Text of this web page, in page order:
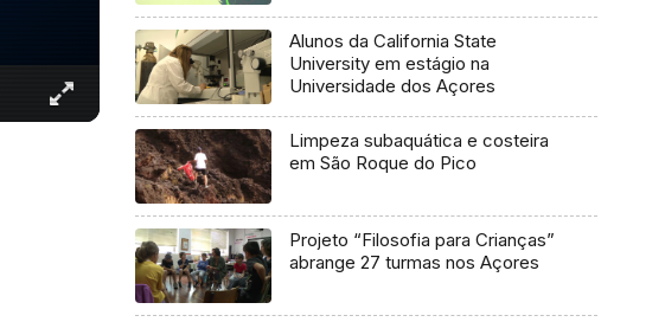
Alunos da California State
University em estágio na
Universidade dos Açores
Limpeza subaquática e costeira
em São Roque do Pico
Projeto “Filosofia para Crianças”
abrange 27 turmas nos Açores